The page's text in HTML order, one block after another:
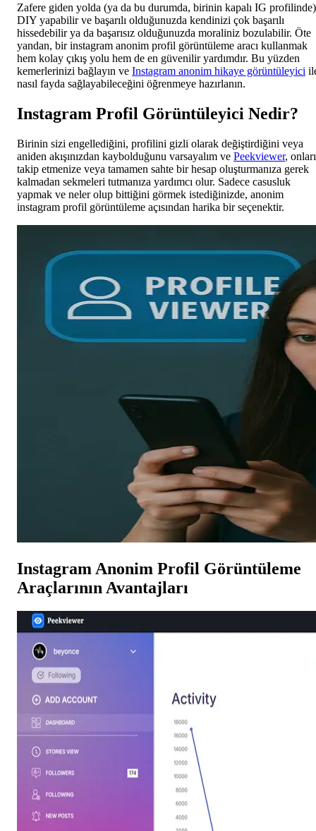
Zafere giden yolda (ya da bu durumda, birinin kapalı IG profilinde)
DIY yapabilir ve başarılı olduğunuzda kendinizi çok başarılı
hissedebilir ya da başarısız olduğunuzda moraliniz bozulabilir. Öte
yandan, bir instagram anonim profil görüntüleme aracı kullanmak
hem kolay çıkış yolu hem de en güvenilir yardımdır. Bu yüzden
kemerlerinizi bağlayın ve Instagram anonim hikaye görüntüleyici
nasıl fayda sağlayabileceğini öğrenmeye hazırlanın.
Instagram Profil Görüntüleyici Nedir?
Birinin sizi engellediğini, profilini gizli olarak değiştirdiğini veya
aniden akışınızdan kaybolduğunu varsayalım ve Peekviewer, onları
takip etmenize veya tamamen sahte bir hesap oluşturmanıza gerek
kalmadan sekmeleri tutmanıza yardımcı olur. Sadece casusluk
yapmak ve neler olup bittiğini görmek istediğinizde, anonim
instagram profil görüntüleme açısından harika bir seçenektir.
Instagram Anonim Profil Görüntüleme
Araçlarının Avantajları